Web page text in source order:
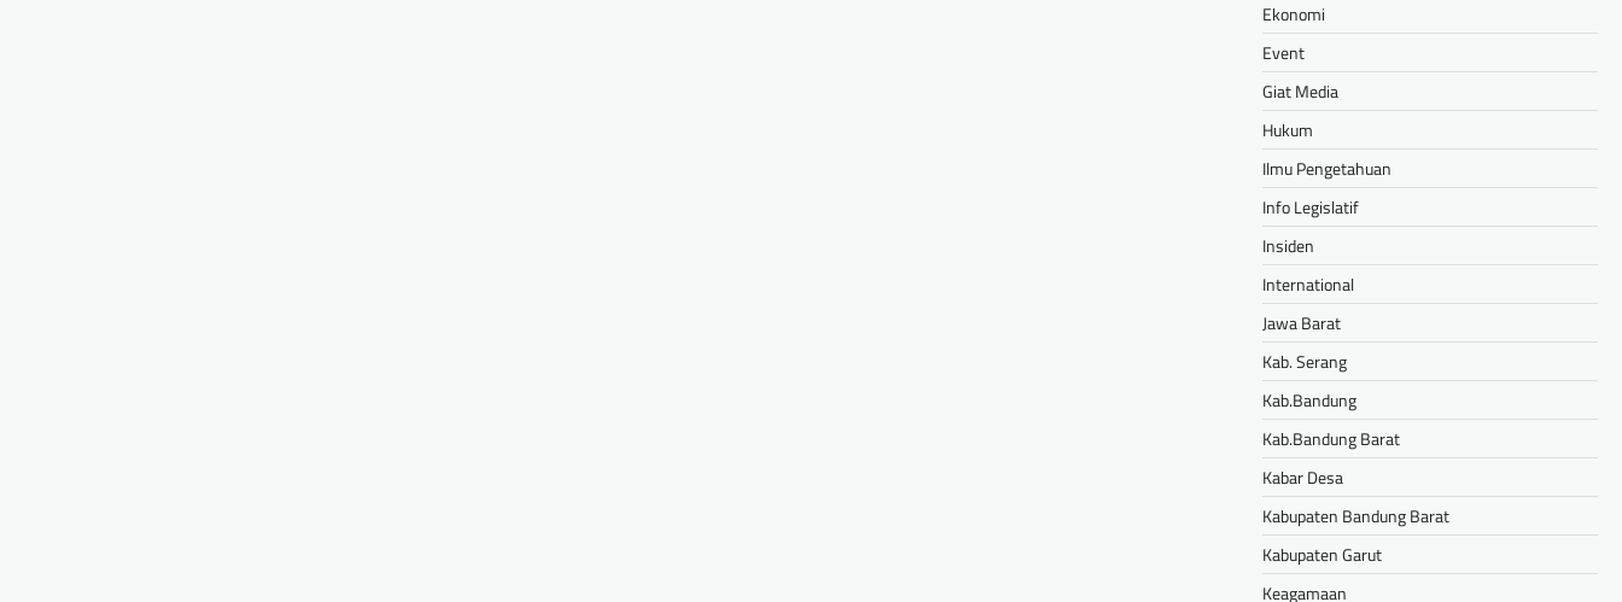
Ekonomi
Event
Giat Media
Hukum
Ilmu Pengetahuan
Info Legislatif
Insiden
International
Jawa Barat
Kab. Serang
Kab.Bandung
Kab.Bandung Barat
Kabar Desa
Kabupaten Bandung Barat
Kabupaten Garut
Keagamaan